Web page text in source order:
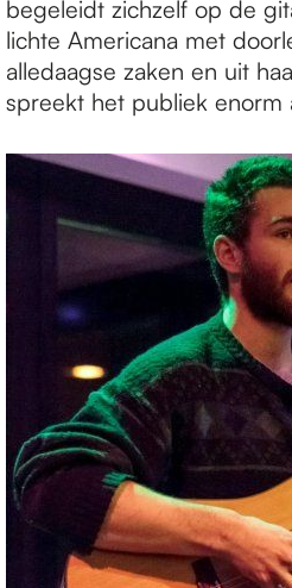
begeleidt zichzelf op de
lichte Americana met
alledaagse zaken en uit
spreekt het publiek enorm